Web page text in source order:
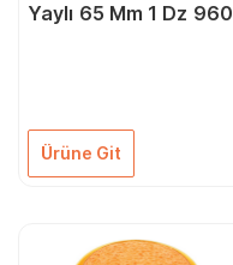
Yaylı 65 Mm 1 Dz 960
Ürüne Git